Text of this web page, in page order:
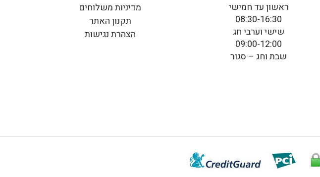
ראשון עד חמישי
08:30-16:30
שישי וערבי חג
09:00-12:00
שבת וחג – סגור
מדיניות משלוחים
תקנון האתר
הצהרת נגישות